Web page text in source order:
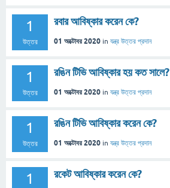
1
উত্তর
রবার আবিষ্কার করেন কে?
01 অক্টোবর 2020 in যন্ত্র উত্তর প্রদান
1
উত্তর
রঙিন টিভি আবিষ্কার হয় কত সালে?
01 অক্টোবর 2020 in যন্ত্র উত্তর প্রদান
1
উত্তর
রঙিন টিভি আবিষ্কার করেন কে?
01 অক্টোবর 2020 in যন্ত্র উত্তর প্রদান
1 রকেট আবিষ্কার করেন কে?